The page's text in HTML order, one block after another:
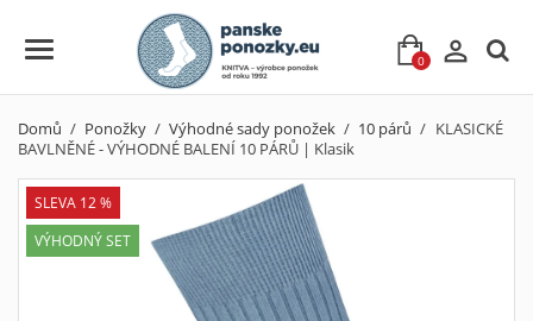
0 
Domů Ponožky Výhodné sady ponožek 10 párů
KLASICKÉ
BAVLNĚNÉ - VÝHODNÉ BALENÍ 10 PÁRŮ | Klasik
SLEVA 12 %
VÝHODNÝ SET